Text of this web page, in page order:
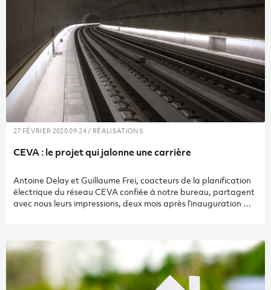
27 FÉVRIER 2020 09:24 / RÉALISATIONS
CEVA : le projet qui jalonne une carrière
Antoine Delay et Guillaume Frei, coacteurs de la planification
électrique du réseau CEVA confiée à notre bureau, partagent
avec nous leurs impressions, deux mois après l’inauguration du
recense déjà quelque 25 000 passagers journaliers, avec près
de 43 % des clients provenant du réseau suisse et 57 % de
France. Pour Antoine, ce sont quatre années de calculs,
d’étude d’exécution et de contrôle ; quant à Guillaume, le
CEVA aura accompagné dix années de sa carrière.